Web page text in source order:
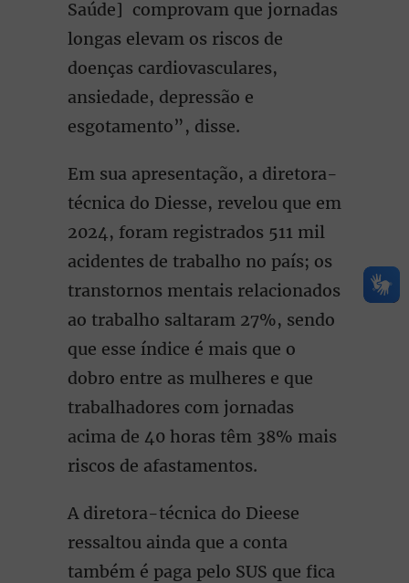
Saúde] comprovam que jornadas
longas elevam os riscos de
doenças cardiovasculares,
ansiedade, depressão e
esgotamento”, disse.
Em sua apresentação, a diretora-
técnica do Diesse, revelou que em
2024, foram registrados 511 mil
acidentes de trabalho no país; os
transtornos mentais relacionados
ao trabalho saltaram 27%, sendo
que esse índice é mais que o
dobro entre as mulheres e que
trabalhadores com jornadas
acima de 40 horas têm 38% mais
riscos de afastamentos.
A diretora-técnica do Dieese
ressaltou ainda que a conta
também é paga pelo SUS que fica